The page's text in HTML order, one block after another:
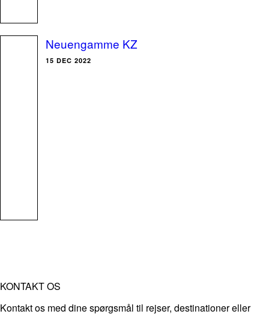
Neuengamme KZ
15 DEC 2022
KONTAKT OS
Kontakt os med dine spørgsmål til rejser, destinationer eller